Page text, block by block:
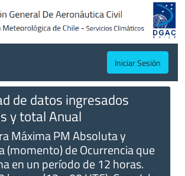
Iniciar Sesión
de datos ingresados
y total Anual
Máxima PM Absoluta y
(momento) de Ocurrencia que
en un período de 12 horas.